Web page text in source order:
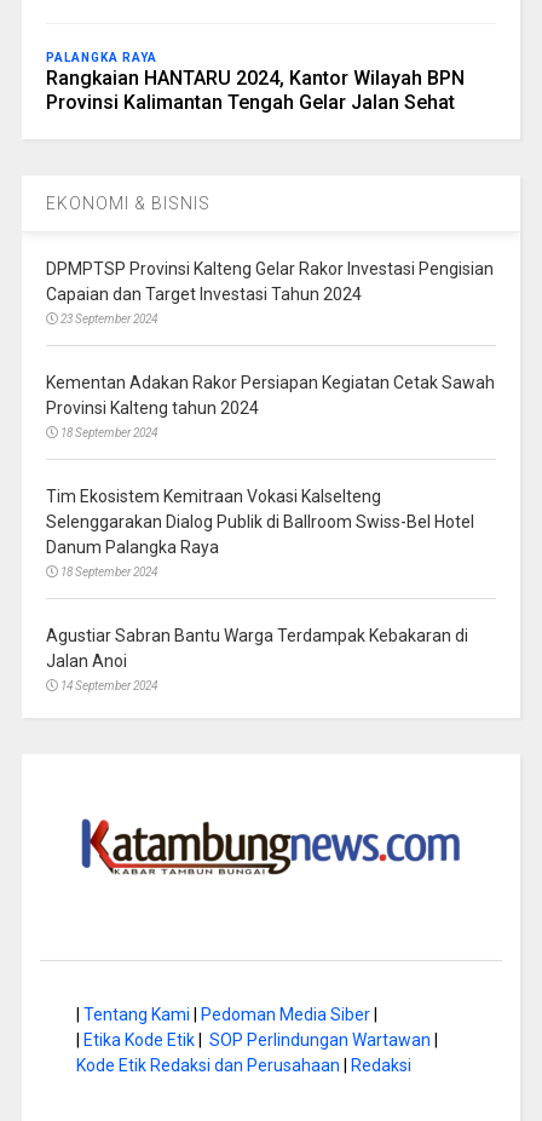
PALANGKA RAYA
Rangkaian HANTARU 2024, Kantor Wilayah BPN
Provinsi Kalimantan Tengah Gelar Jalan Sehat
EKONOMI & BISNIS
DPMPTSP Provinsi Kalteng Gelar Rakor Investasi Pengisian
Capaian dan Target Investasi Tahun 2024
23 September 2024
Kementan Adakan Rakor Persiapan Kegiatan Cetak Sawah
Provinsi Kalteng tahun 2024
18 September 2024
Tim Ekosistem Kemitraan Vokasi Kalselteng
Selenggarakan Dialog Publik di Ballroom Swiss-Bel Hotel
Danum Palangka Raya
18 September 2024
Agustiar Sabran Bantu Warga Terdampak Kebakaran di
Jalan Anoi
14 September 2024
Tentang Kami Pedoman Media Siber|
Etika Kode Etik| SOP Perlindungan Wartawan
Kode Etik Redaksi dan Perusahaan
Redaksi